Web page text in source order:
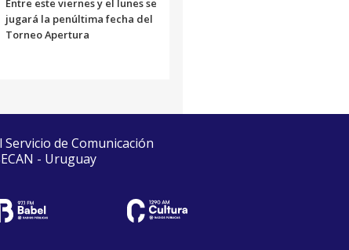
Entre este viernes y el lunes se
jugará la penúltima fecha del
Torneo Apertura
de Comunicación
- Uruguay